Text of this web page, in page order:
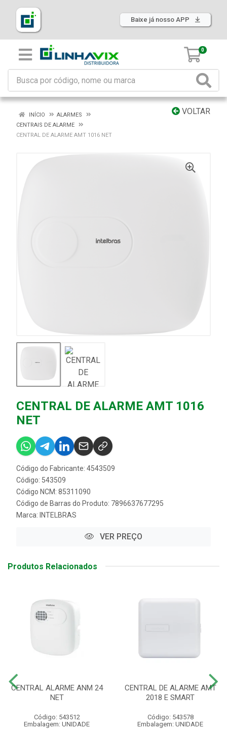
Baixe já nosso APP
0
VOLTAR
INÍCIO
ALARMES
CENTRAIS DE ALARME
CENTRAL DE ALARME AMT 1016 NET
CENTRAL DE ALARME AMT 1016
NET
Código do Fabricante: 4543509
Código: 543509
Código NCM: 85311090
Código de Barras do Produto: 7896637677295
Marca: INTELBRAS
VER PREÇO
Produtos Relacionados
CENTRAL ALARME ANM 24
NET
Código: 543512
Embalagem: UNIDADE
CENTRAL DE ALARME AMT
2018 E SMART
Código: 543578
Embalagem: UNIDADE